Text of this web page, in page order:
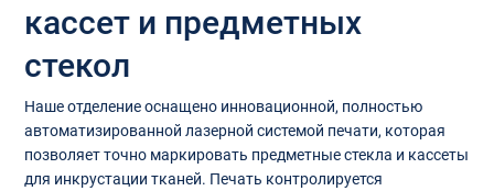
кассет и предметных
стекол
Наше отделение оснащено инновационной, полностью
автоматизированной лазерной системой печати, которая
позволяет точно маркировать предметные стекла и кассеты
для инкрустации тканей. Печать контролируется